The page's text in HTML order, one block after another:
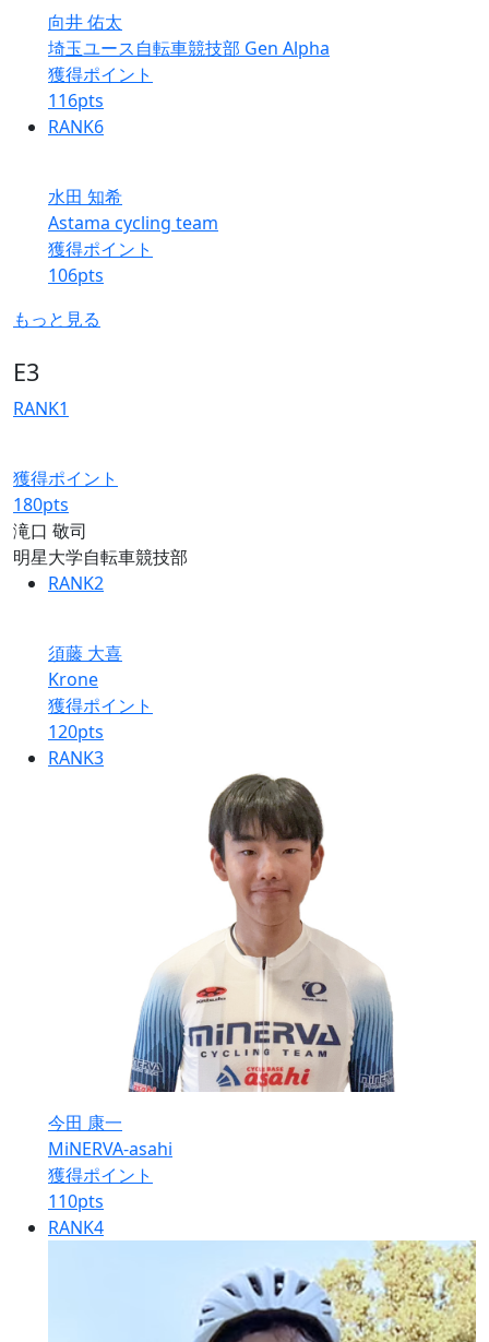
向井 佑太
埼玉ユース自転車競技部 Gen Alpha
獲得ポイント
116pts
RANK6
水田 知希
Astama cycling team
獲得ポイント
106pts
もっと見る
E3
RANK1
獲得ポイント
180pts
滝口 敬司
明星大学自転車競技部
RANK2
須藤 大喜
Krone
獲得ポイント
120pts
RANK3
今田 康一
MiNERVA-asahi
獲得ポイント
110pts
RANK4